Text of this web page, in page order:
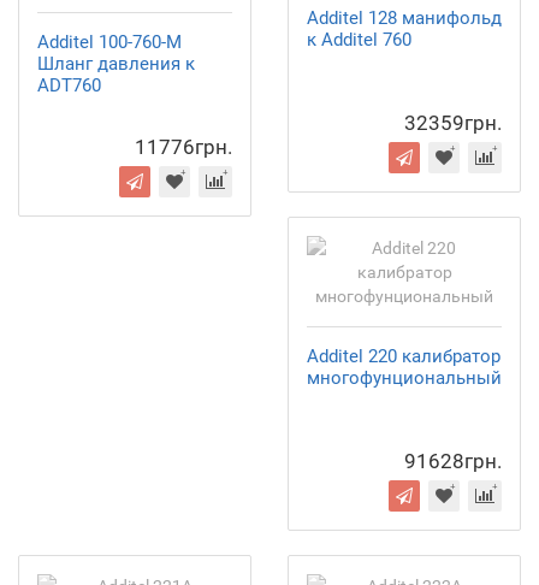
Additel 100-760-М
Шланг давления к
ADT760
11776грн.
Additel 128 манифольд
к Additel 760
32359грн.
Additel 220 калибратор
многофунциональный
91628грн.